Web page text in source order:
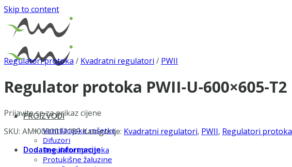
Skip to content
PROIZVODI
Ventilacijske rešetke
Difuzori
Regulatori protoka
Protukišne žaluzine
Regulatori protoka / Kvadratni regulatori / PWII
Regulator protoka PWII-U-600×605-T2
Prijavite se za prikaz cijene
SKU: AMI0000012189Kategorije: Kvadratni regulatori, PWII, Regulatori protoka
Dodatne informacije